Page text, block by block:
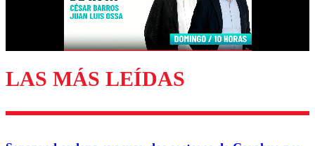
Enviar comentario
LAS MÁS LEÍDAS